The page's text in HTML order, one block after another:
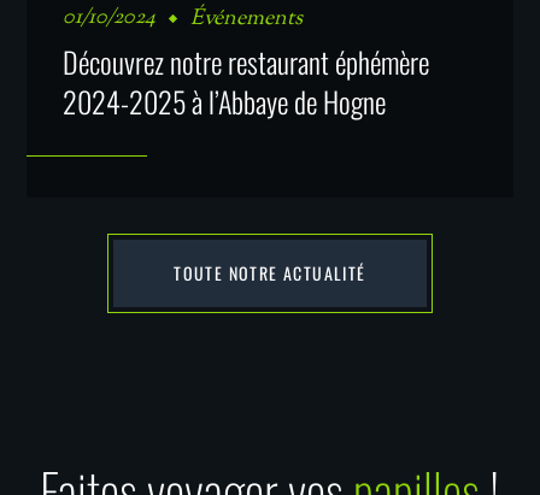
01/10/2024 Événements
Découvrez notre restaurant éphémère
2024-2025 à l’Abbaye de Hogne
TOUTE NOTRE ACTUALITÉ